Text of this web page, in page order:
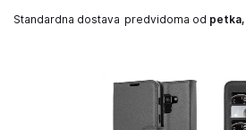
Standardna dostava predvidoma od petka,